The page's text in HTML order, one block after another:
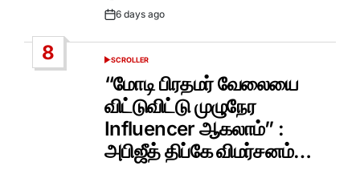
Post6 days ago
8
POSTED
SCROLLER
“மோடி பிரதமர் வேலையை
விட்டுவிட்டு முழுநேர
Influencer ஆகலாம்” :
அபிஜீத் திப்கே விமர்சனம்…